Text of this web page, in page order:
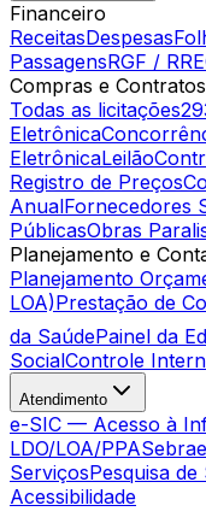
Financeiro
ReceitasDespesas
PassagensRGF /
Compras e Contratos
Todas as licitações
Eletrônica
EletrônicaLeilão
Registro de Preços
AnualFornecedores
PúblicasObras
Planejamento e
Planejamento
LOA)Prestação de
da SaúdePainel da
SocialControle
Atendimento
e-SIC — Acesso à
LDO/LOA/PPA
ServiçosPesquisa de
Acessibilidade